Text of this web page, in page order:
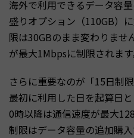
海外で利用できるデータ容
盛りオプション（110GB）
限は30GBのまま変わりませ
が最大1Mbpsに制限されます
さらに重要なのが「15日制
最初に利用した日を起算日
0時以降は通信速度が最大
制限はデータ容量の追加購